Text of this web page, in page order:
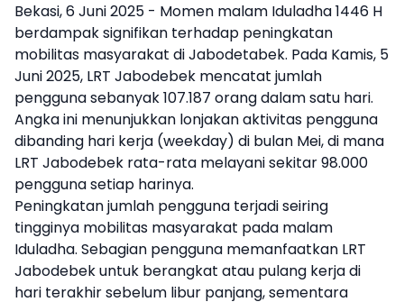
Bekasi, 6 Juni 2025 - Momen malam Iduladha 1446 H
berdampak signifikan terhadap peningkatan
mobilitas masyarakat di Jabodetabek. Pada Kamis, 5
Juni 2025, LRT Jabodebek mencatat jumlah
pengguna sebanyak 107.187 orang dalam satu hari.
Angka ini menunjukkan lonjakan aktivitas pengguna
dibanding hari kerja (weekday) di bulan Mei, di mana
LRT Jabodebek rata-rata melayani sekitar 98.000
pengguna setiap harinya.
Peningkatan jumlah pengguna terjadi seiring
tingginya mobilitas masyarakat pada malam
Iduladha. Sebagian pengguna memanfaatkan LRT
Jabodebek untuk berangkat atau pulang kerja di
hari terakhir sebelum libur panjang, sementara